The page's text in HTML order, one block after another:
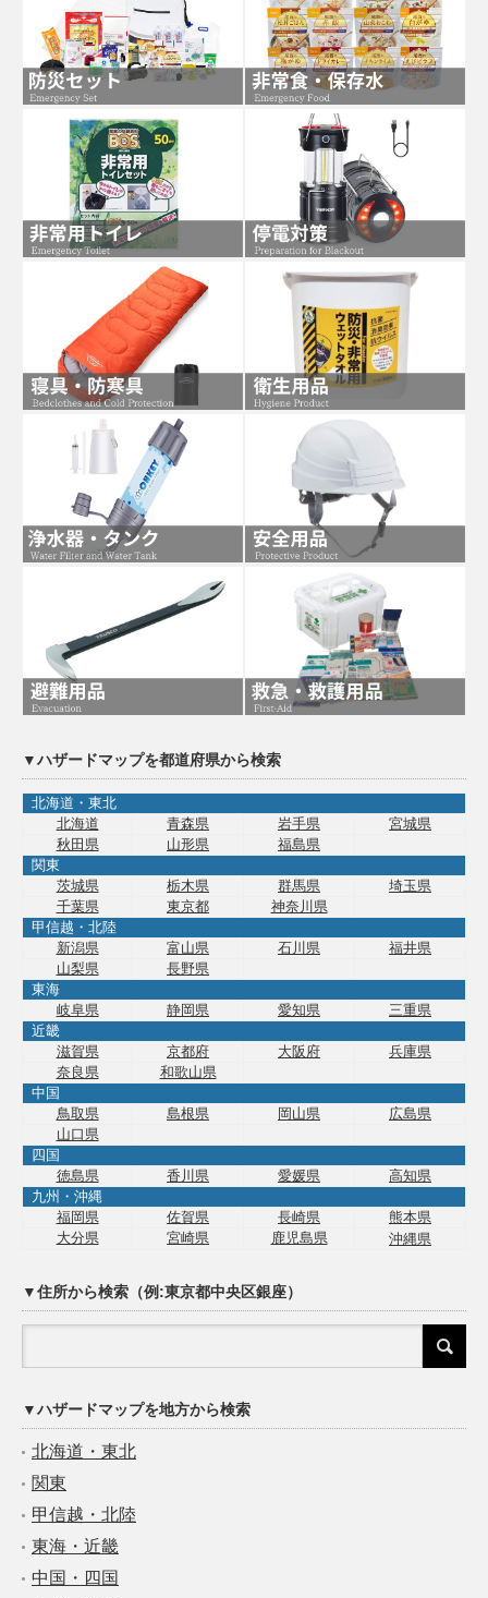
▼ハザードマップを都道府県から検索
北海道・東北
北海道
青森県 岩手県
宮城県
秋田県
山形県
福島県
関東
茨城県
栃木県 群馬県
埼玉県
千葉県
東京都
神奈川県
甲信越・北陸
新潟県
富山県 石川県
福井県
山梨県
長野県
東海
岐阜県
静岡県 愛知県
三重県
近畿
滋賀県
京都府 大阪府
兵庫県
奈良県
和歌山県
中国
鳥取県
島根県 岡山県
広島県
山口県
四国
徳島県
香川県 愛媛県
高知県
九州・沖縄
福岡県
佐賀県 長崎県
熊本県
大分県
宮崎県 鹿児島県 沖縄県
▼住所から検索（例:東京都中央区銀座）
▼ハザードマップを地方から検索
北海道・東北
関東
甲信越・北陸
東海・近畿
中国・四国